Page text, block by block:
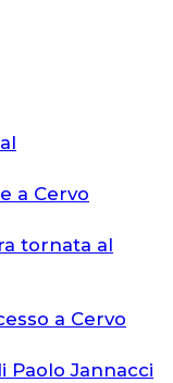
a Cervo
tornata al
a Cervo
Paolo Jannacci